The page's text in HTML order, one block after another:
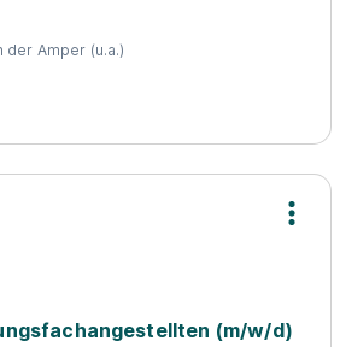
der Amper (u.a.)
(m/w/d)